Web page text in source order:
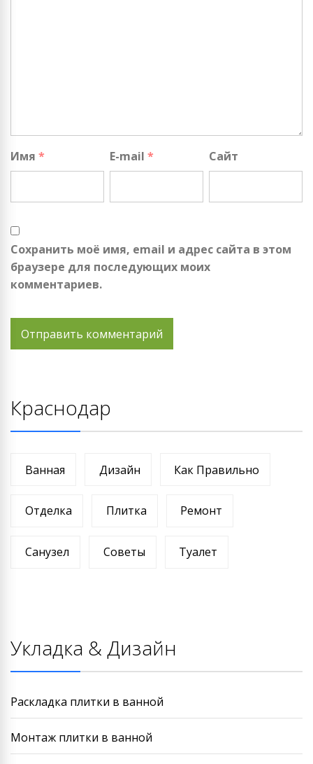
Имя * E-mail* Сайт
Сохранить моё имя, email и адрес сайта в этом
браузере для последующих моих
комментариев.
Краснодар
Ванная Дизайн Как Правильно
Отделка Плитка Ремонт
Санузел Советы Туалет
Укладка & Дизайн
Раскладка плитки в ванной
Монтаж плитки в ванной